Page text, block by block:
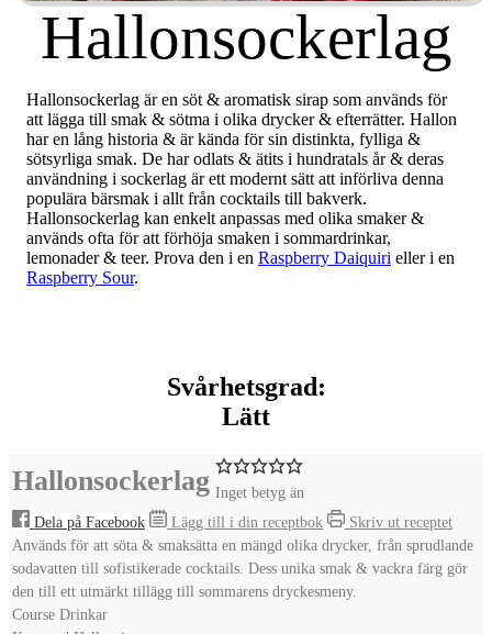
Hallonsockerlag
Hallonsockerlag är en söt & aromatisk sirap som används för
att lägga till smak & sötma i olika drycker & efterrätter. Hallon
har en lång historia & är kända för sin distinkta, fylliga &
sötsyrliga smak. De har odlats & ätits i hundratals år & deras
användning i sockerlag är ett modernt sätt att införliva denna
populära bärsmak i allt från cocktails till bakverk.
Hallonsockerlag kan enkelt anpassas med olika smaker &
används ofta för att förhöja smaken i sommardrinkar,
lemonader & teer. Prova den i en Raspberry Daiquiri eller i en
Raspberry Sour.
Svårhetsgrad:
Lätt
Hallonsockerlag Inget betyg än
Dela på Facebook
Lägg till i din receptbok
Skriv ut receptet
Används för att söta & smaksätta en mängd olika drycker, från sprudlande
sodavatten till sofistikerade cocktails. Dess unika smak & vackra färg gör
den till ett utmärkt tillägg till sommarens dryckesmeny.
Course Drinkar